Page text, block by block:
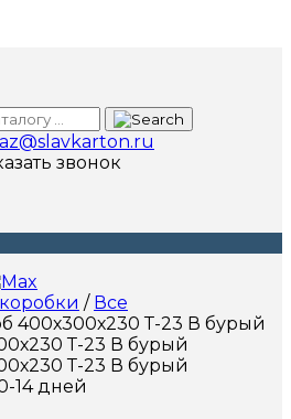
звонок
/ Все
400х300х230 Т-23 В бурый
14 дней